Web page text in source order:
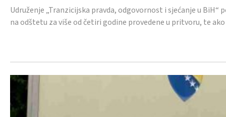
Udruženje „Tranzicijska pravda, odgovornost i sjećanje u
na odštetu za više od četiri godine provedene u pritvoru, te